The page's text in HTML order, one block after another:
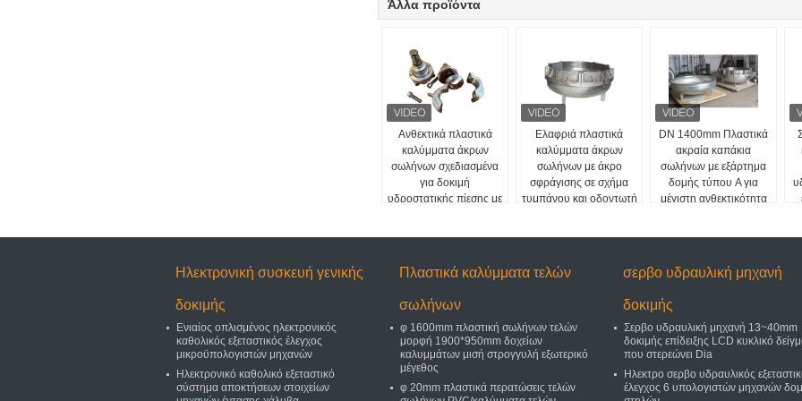
Άλλα προϊόντα
Ανθεκτικά πλαστικά
καλύμματα άκρων
σωλήνων σχεδιασμένα
για δοκιμή
υδροστατικής πίεσης με
Ελαφριά πλαστικά
καλύμματα άκρων
σωλήνων με άκρο
σφράγισης σε σχήμα
τυμπάνου και οδοντωτή
DN 1400mm Πλαστικά
ακραία καπάκια
σωλήνων με εξάρτημα
δομής τύπου A για
μέγιστη ανθεκτικότητα
Ηλεκτρονική συσκευή γενικής
δοκιμής
Ενιαίος οπλισμένος ηλεκτρονικός
καθολικός εξεταστικός έλεγχος
μικροϋπολογιστών μηχανών
Ηλεκτρονικό καθολικό εξεταστικό
σύστημα αποκτήσεων στοιχείων
Πλαστικά καλύμματα τελών
σωλήνων
φ 1600mm πλαστική σωλήνων τελών
μορφή 1900*950mm δοχείων
καλυμμάτων μισή στρογγυλή εξωτερικό
μέγεθος
φ 20mm πλαστικά περατώσεις τελών
σερβο υδραυλική μηχανή
δοκιμής
Σερβο υδραυλική μηχανή 13~40mm
δοκιμής επίδειξης LCD κυκλικό
που στερεώνει Dia
Ηλεκτρο σερβο υδραυλικός
έλεγχος 6 υπολογιστών μηχανών